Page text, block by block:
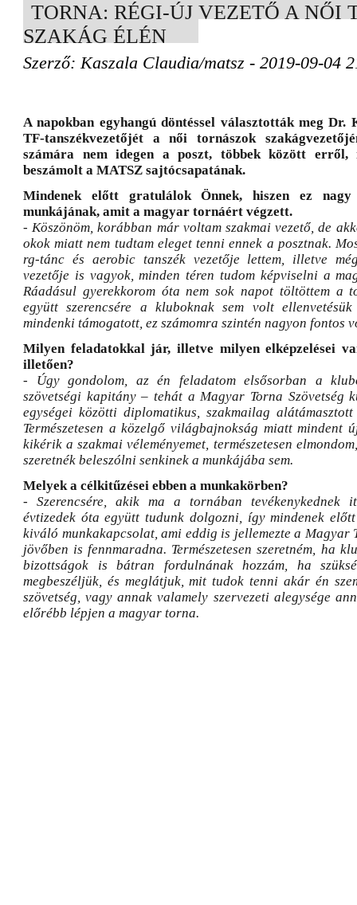
TORNA: RÉGI-ÚJ VEZETŐ A NŐI
SZAKÁG ÉLÉN
Szerző: Kaszala Claudia/matsz - 2019-09-04
A napokban egyhangú döntéssel választották meg Dr.
TF-tanszékvezetőjét a női tornászok
számára nem idegen a poszt, többek között
beszámolt a MATSZ sajtócsapatának.
Mindenek előtt gratulálok Önnek, hiszen ez nagy
munkájának, amit a magyar tornáért végzett.
- Köszönöm, korábban már voltam szakmai vezető, de
okok miatt nem tudtam eleget tenni ennek a posztnak.
rg-tánc és aerobic tanszék vezetője lettem, illetve
vezetője is vagyok, minden téren tudom képviselni a
Ráadásul gyerekkorom óta nem sok napot töltöttem a
együtt szerencsére a kluboknak sem volt
mindenki támogatott, ez számomra szintén nagyon fontos
Milyen feladatokkal jár, illetve milyen elképzelései
illetően?
- Úgy gondolom, az én feladatom elsősorban a
szövetségi kapitány – tehát a Magyar Torna Szövetség
egységei közötti diplomatikus, szakmailag alátámasztott
Természetesen a közelgő világbajnokság miatt mindent
kikérik a szakmai véleményemet, természetesen
szeretnék beleszólni senkinek a munkájába sem.
Melyek a célkitűzései ebben a munkakörben?
- Szerencsére, akik ma a tornában tevékenykednek
évtizedek óta együtt tudunk dolgozni, így mindenek
kiváló munkakapcsolat, ami eddig is jellemezte a Magyar
jövőben is fennmaradna. Természetesen szeretném, ha
bizottságok is bátran fordulnának hozzám, ha
megbeszéljük, és meglátjuk, mit tudok tenni akár én
szövetség, vagy annak valamely szervezeti alegysége
előrébb lépjen a magyar torna.